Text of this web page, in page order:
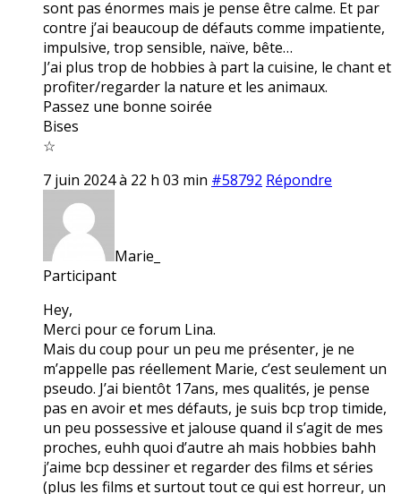
sont pas énormes mais je pense être calme. Et par
contre j’ai beaucoup de défauts comme impatiente,
impulsive, trop sensible, naïve, bête…
J’ai plus trop de hobbies à part la cuisine, le chant et
profiter/regarder la nature et les animaux.
Passez une bonne soirée
Bises
☆
7 juin 2024 à 22 h 03 min #58792 Répondre
Marie_
Participant
Hey,
Merci pour ce forum Lina.
Mais du coup pour un peu me présenter, je ne
m’appelle pas réellement Marie, c’est seulement un
pseudo. J’ai bientôt 17ans, mes qualités, je pense
pas en avoir et mes défauts, je suis bcp trop timide,
un peu possessive et jalouse quand il s’agit de mes
proches, euhh quoi d’autre ah mais hobbies bahh
j’aime bcp dessiner et regarder des films et séries
(plus les films et surtout tout ce qui est horreur, un